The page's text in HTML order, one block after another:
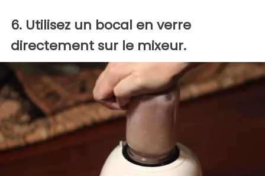
6. Utilisez un bocal en verre
directement sur le mixeur.